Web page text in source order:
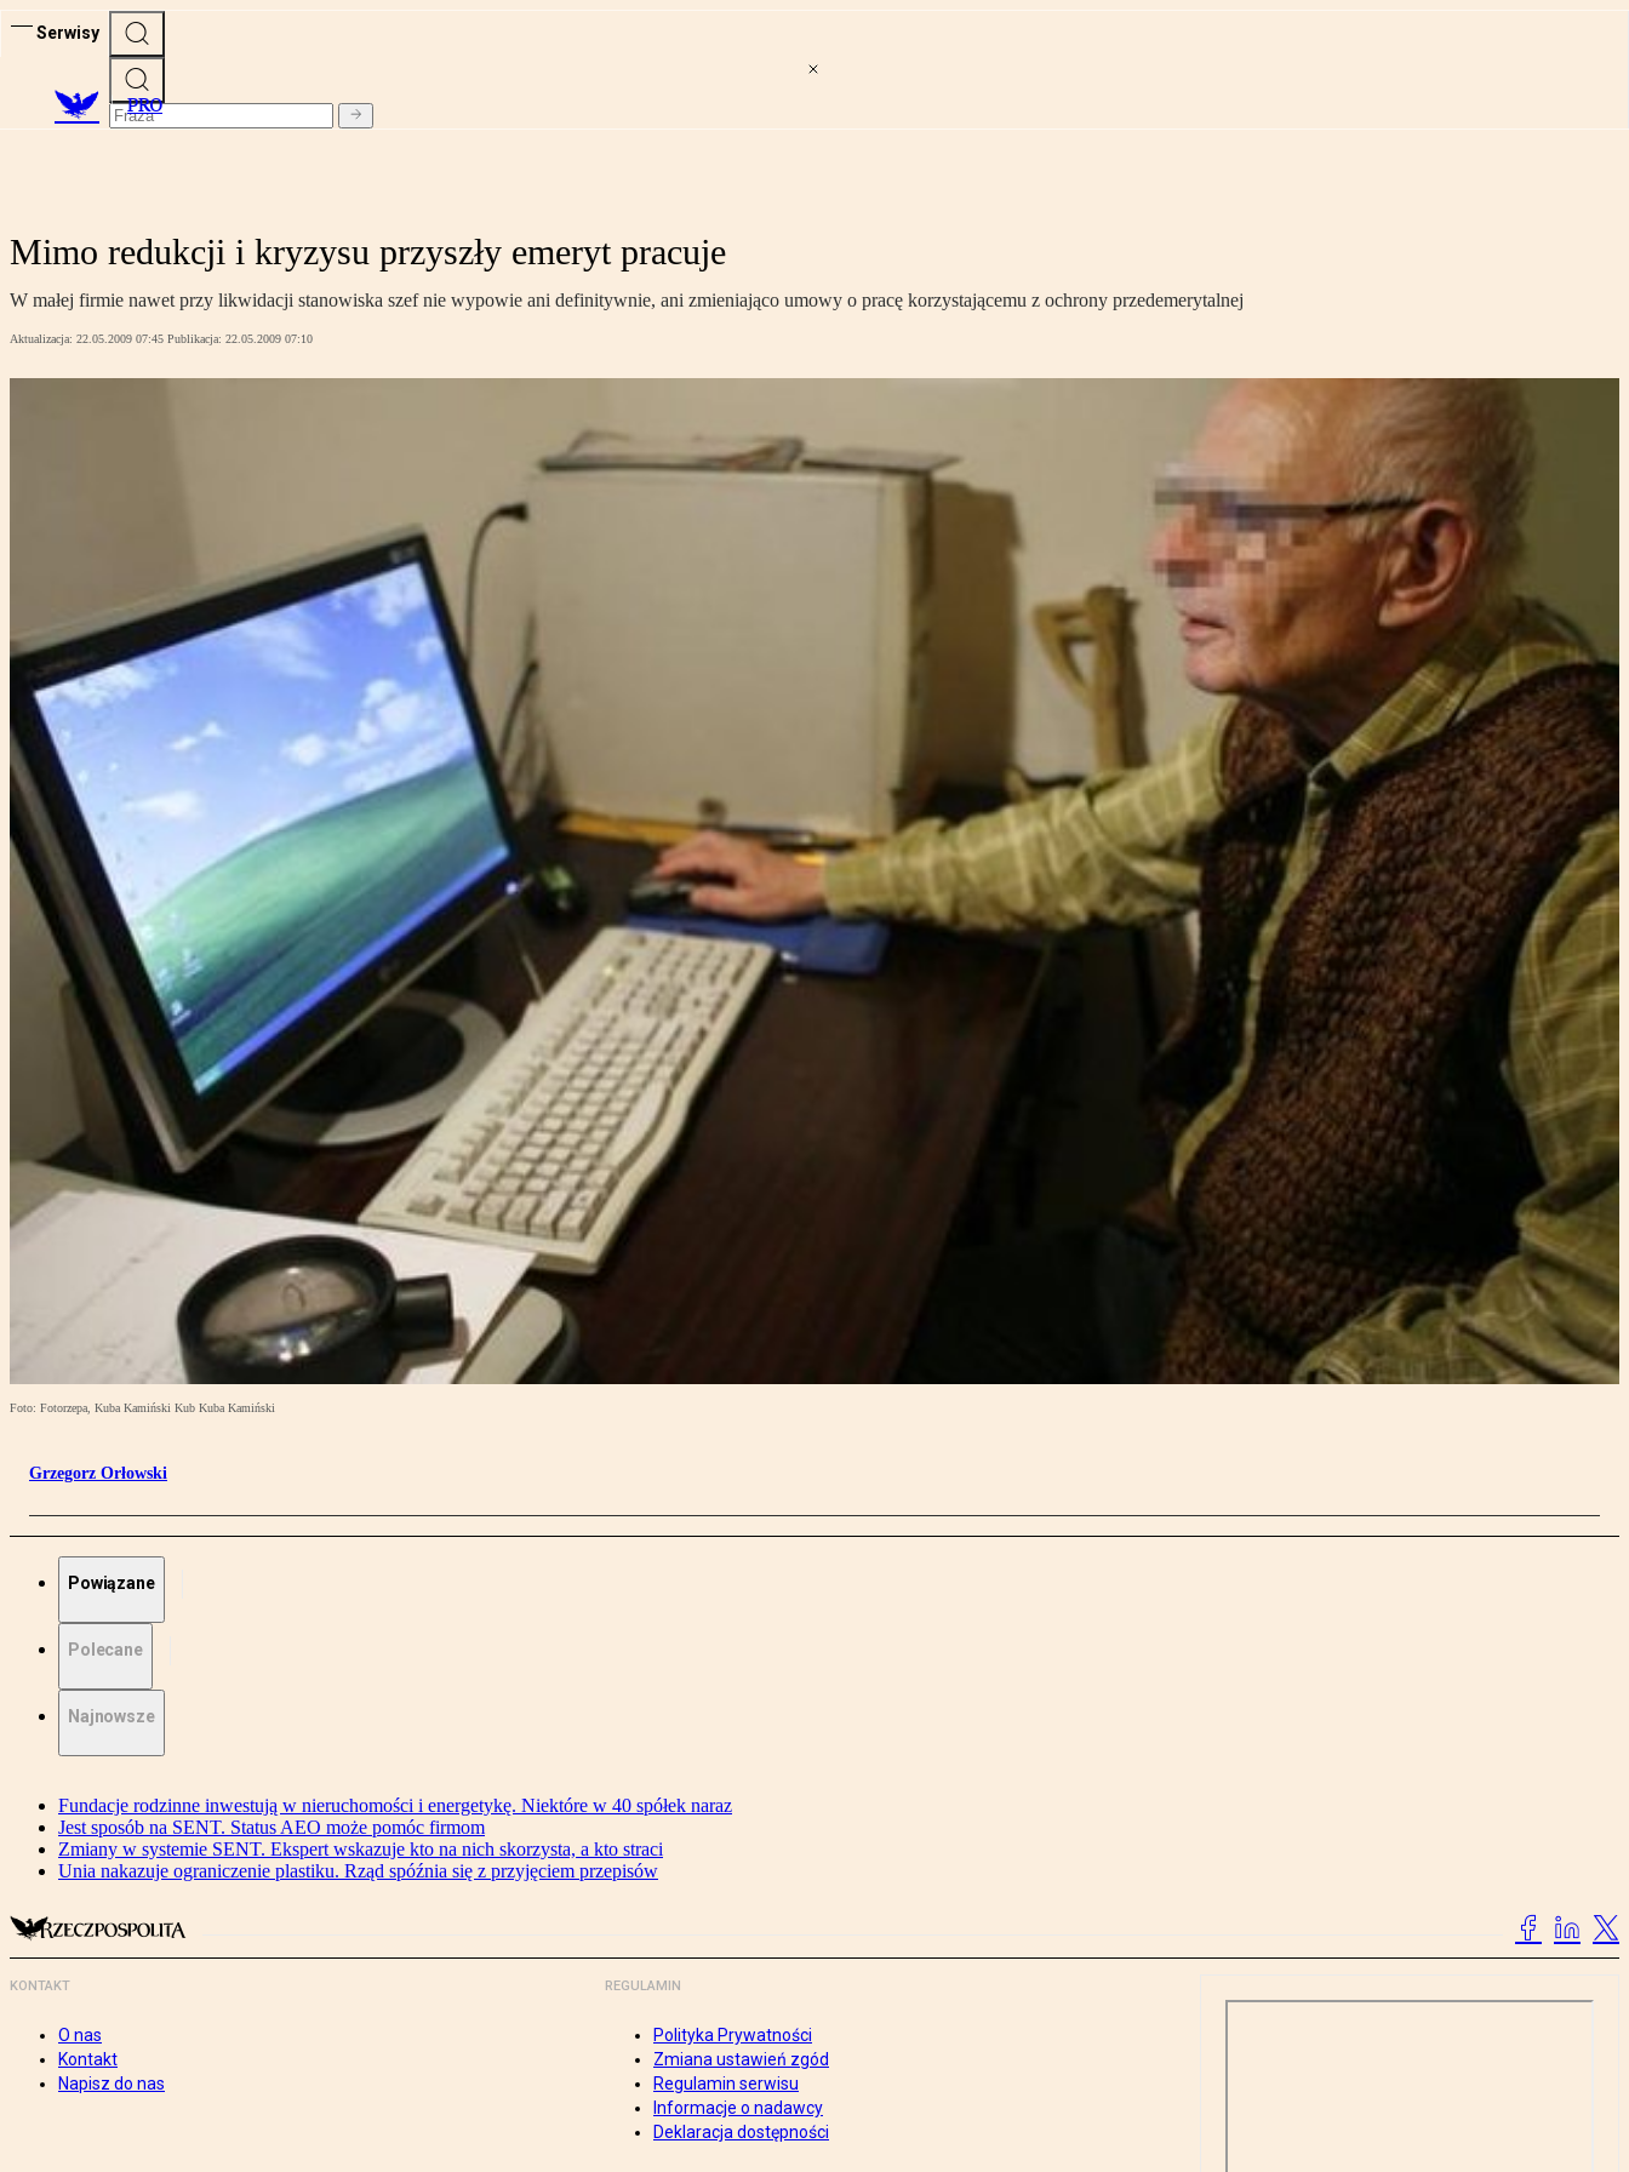
Serwisy
PRO
Mimo redukcji i kryzysu przyszły emeryt pracuje
W małej firmie nawet przy likwidacji stanowiska szef nie wypowie ani definitywnie, ani zmieniająco umowy o pracę korzystającemu z ochrony przedemerytalnej
Aktualizacja: 22.05.2009 07:45 Publikacja: 22.05.2009 07:10
Foto: Fotorzepa, Kuba Kamiński Kub Kuba Kamiński
Grzegorz Orłowski
Powiązane
Polecane
Najnowsze
Fundacje rodzinne inwestują w nieruchomości i energetykę. Niektóre w 40 spółek naraz
Jest sposób na SENT. Status AEO może pomóc firmom
Zmiany w systemie SENT. Ekspert wskazuje kto na nich skorzysta, a kto straci
Unia nakazuje ograniczenie plastiku. Rząd spóźnia się z przyjęciem przepisów
KONTAKT
O nas
Kontakt
Napisz do nas
REGULAMIN
Polityka Prywatności
Zmiana ustawień zgód
Regulamin serwisu
Informacje o nadawcy
Deklaracja dostępności